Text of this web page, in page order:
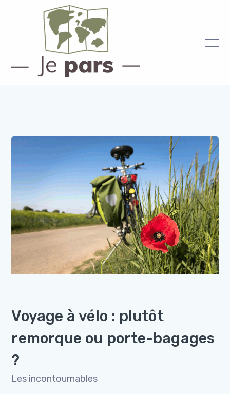
Voyage à vélo : plutôt
remorque ou porte-bagages
?
Les incontournables